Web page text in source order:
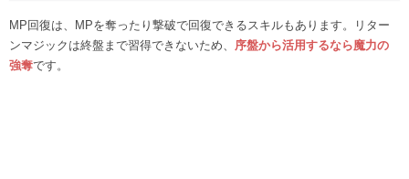
MP回復は、MPを奪ったり撃破で回復できるスキルもあります。リター
ンマジックは終盤まで習得できないため、 序盤から活用するなら魔力の
強奪です。